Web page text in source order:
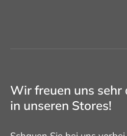
Wir freuen uns sehr
in unseren Stores!